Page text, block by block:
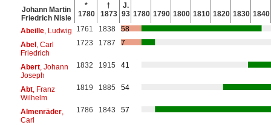
Johann Martin
Friedrich Nisle
*
1780
†
1873
J.
93 1780 1790 1800 1810 1820 1830 1840
Abeille, Ludwig 1761 1838
58
Abel, Carl
Friedrich
1723 1787 7
Abert, Johann
Joseph
1832 1915 41
Abt, Franz
Wilhelm
1819 1885 54
Almenräder,
Carl
1786 1843 57